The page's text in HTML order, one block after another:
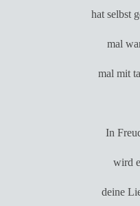
hat selbst
mal
mal mit
In
wird
deine